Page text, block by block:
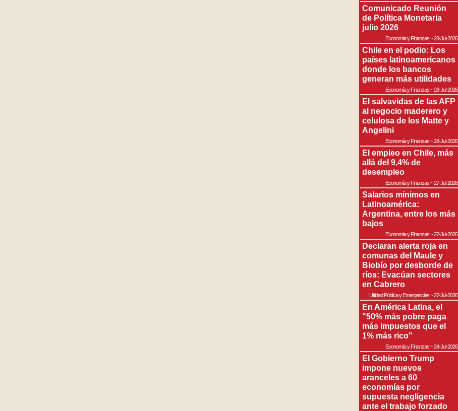
Comunicado Reunión
de Política Monetaria
julio 2026
Economía y Finanzas~28-Jul-2026
Chile en el podio: Los
países latinoamericanos
donde los bancos
generan más utilidades
Economía y Finanzas~28-Jul-2026
El salvavidas de las AFP
al negocio maderero y
celulosa de los Matte y
Angelini
Economía y Finanzas~28-Jul-2026
El empleo en Chile, más
allá del 9,4% de
desempleo
Economía y Finanzas~27-Jul-2026
Salarios mínimos en
Latinoamérica:
Argentina, entre los más
bajos
Economía y Finanzas~27-Jul-2026
Declaran alerta roja en
comunas del Maule y
Biobío por desborde de
ríos: Evacúan sectores
en Cabrero
Utilidad Pública y Emergencias~27-Jul-2026
En América Latina, el
"50% más pobre paga
más impuestos que el
1% más rico"
Economía y Finanzas~24-Jul-2026
El Gobierno Trump
impone nuevos
aranceles a 60
economías por
supuesta negligencia
ante el trabajo forzado